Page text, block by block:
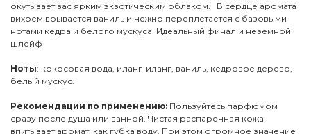
окутывает вас ярким экзотическим облаком. В сердце аромата
вихрем врывается ваниль и нежно переплетается с базовыми
нотами кедра и белого мускуса. Идеальный финал и неземной
шлейф
Ноты: кокосовая вода, иланг-иланг, ваниль, кедровое дерево,
белый мускус.
Рекомендации по применению: Пользуйтесь парфюмом
сразу после душа или ванной. Чистая распаренная кожа
впитывает аромат, как губка воду. При этом огромное значение